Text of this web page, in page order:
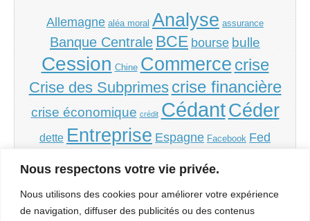
Nous respectons votre vie privée.
Nous utilisons des cookies pour améliorer votre expérience
de navigation, diffuser des publicités ou des contenus
Allemagne aléa moral Analyse assurance
Banque Centrale BCE bourse bulle
Cession Chine Commerce crise
Crise des Subprimes crise financière
crise économique crédit CédantCéder
dette Entreprise Espagne Facebook Fed
PMEPMI
ReprendreRepreneur